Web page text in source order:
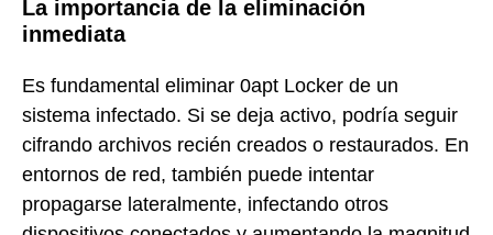
La importancia de la eliminación
inmediata
Es fundamental eliminar 0apt Locker de un
sistema infectado. Si se deja activo, podría seguir
cifrando archivos recién creados o restaurados. En
entornos de red, también puede intentar
propagarse lateralmente, infectando otros